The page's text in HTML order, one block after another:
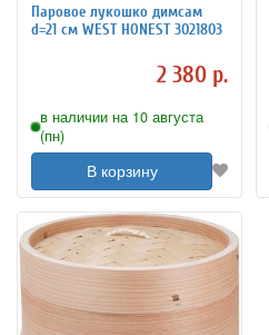
Паровое лукошко димсам
d=21 см WEST HONEST 3021803
2 380 р.
в наличии на 10 августа
(пн)
В корзину